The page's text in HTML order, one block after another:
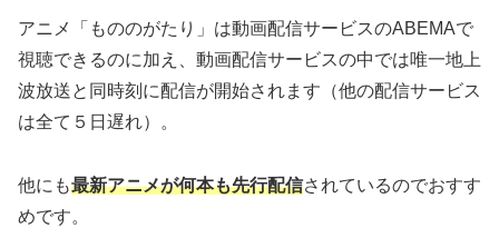
アニメ「もののがたり」は動画配信サービスのABEMAで
視聴できるのに加え、動画配信サービスの中では唯一地上
波放送と同時刻に配信が開始されます（他の配信サービス
は全て５日遅れ）。
他にも最新アニメが何本も先行配信されているのでおすす
めです。